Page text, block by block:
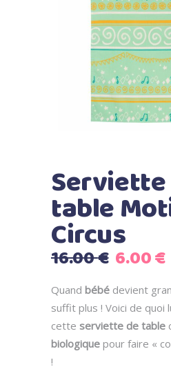
table
Circus
16.00€ Le
initial
était :
16.00
6.00€Le
Quand bébé devient
suffit plus ! Voici de quoi
cette serviette de table
biologique pour faire «
!